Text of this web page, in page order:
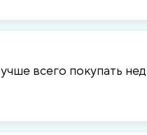
всего покупать